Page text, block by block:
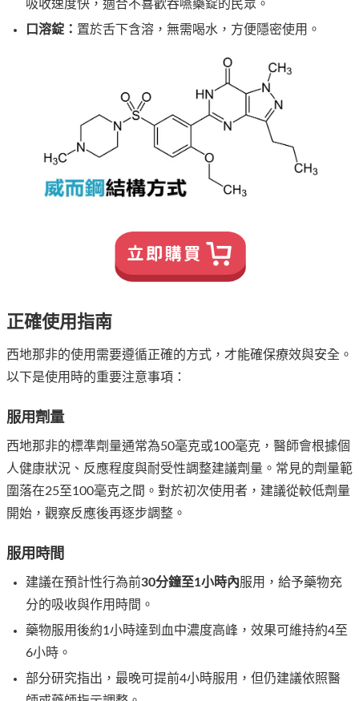
吸收速度快，適合不喜歡吞嚥藥錠的民眾。
口溶錠： 置於舌下含溶，無需喝水，方便隱密使用。
正確使用指南
西地那非的使用需要遵循正確的方式，才能確保療效與安全。
以下是使用時的重要注意事項：
服用劑量
西地那非的標準劑量通常為50毫克或100毫克，醫師會根據個
人健康狀況、反應程度與耐受性調整建議劑量。常見的劑量範
圍落在25至100毫克之間。對於初次使用者，建議從較低劑量
開始，觀察反應後再逐步調整。
服用時間
建議在預計性行為前30分鐘至1小時內服用，給予藥物充
分的吸收與作用時間。
藥物服用後約1小時達到血中濃度高峰，效果可維持約4至
6小時。
部分研究指出，最晚可提前4小時服用，但仍建議依照醫